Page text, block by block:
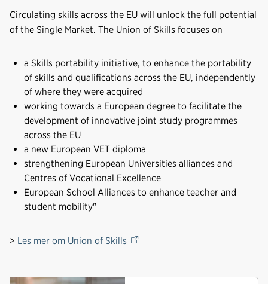
Circulating skills across the EU will unlock the full potential
of the Single Market. The Union of Skills focuses on
a Skills portability initiative, to enhance the portability
of skills and qualifications across the EU, independently
of where they were acquired
working towards a European degree to facilitate the
development of innovative joint study programmes
across the EU
a new European VET diploma
strengthening European Universities alliances and
Centres of Vocational Excellence
European School Alliances to enhance teacher and
student mobility"
> Les mer om Union of Skills